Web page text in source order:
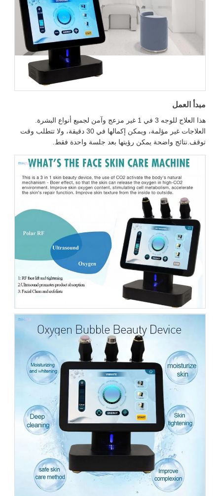
مبدأ العمل
هذا العلاج للوجه 3 في 1 غير مزعج وآمن لجميع أنواع البشرة.
العلاجات غير مؤلمة، ويمكن إكمالها في 30 دقيقة، ولا تتطلب وقت
توقف.نتائج واضحة يمكن رؤيتها بعد جلسة واحدة فقط.